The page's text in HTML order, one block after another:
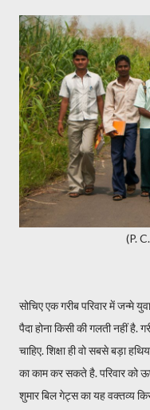
(P.
सोचिए एक गरीब परिवार में जन्मे
पैदा होना किसी की गलती नहीं है.
चाहिए. शिक्षा ही वो सबसे बड़ा
का काम कर सकते है. परिवार को
शुमार बिल गेट्स का यह वक्तव्य